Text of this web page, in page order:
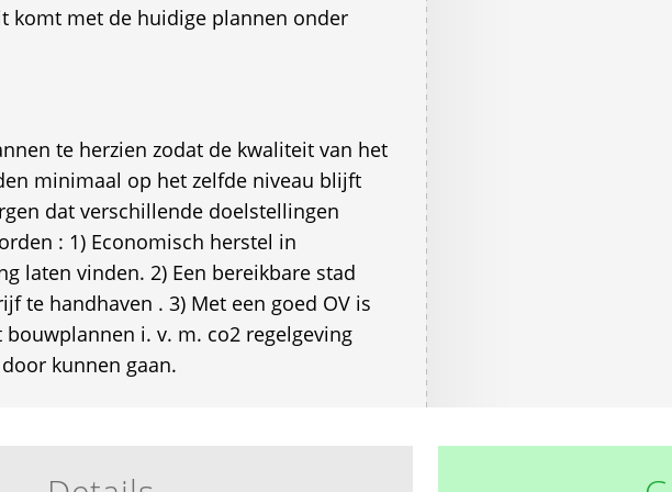
komt met de huidige plannen onder
te herzien zodat de kwaliteit van het
minimaal op het zelfde niveau blijft
dat verschillende doelstellingen
: 1) Economisch herstel in
laten vinden. 2) Een bereikbare stad
te handhaven . 3) Met een goed OV is
i. v. m. co2 regelgeving
kunnen gaan.